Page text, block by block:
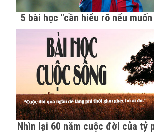
5 bài học "cần hiểu rõ nếu
Nhìn lại 60 năm cuộc đời của tỷ